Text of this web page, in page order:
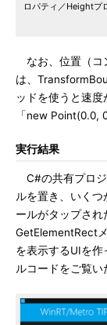
ロパティ／Heightプ
なお、位置（コ
は、
ッドを使うと速
「new Point(0.0,
実行結果
C#の共有プロジ
ルを置き、いく
ールがタップさ
GetElementRect
を表示するUIを
ルコードをご覧い